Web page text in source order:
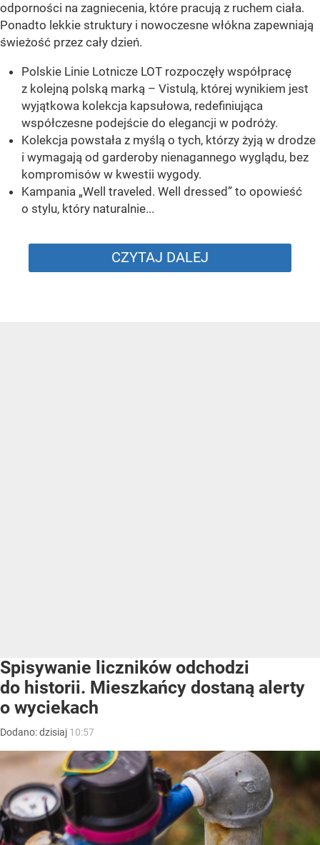
odporności na zagniecenia, które pracują z ruchem ciała.
Ponadto lekkie struktury i nowoczesne włókna zapewniają
świeżość przez cały dzień.
Polskie Linie Lotnicze LOT rozpoczęły współpracę
z kolejną polską marką – Vistulą, której wynikiem jest
wyjątkowa kolekcja kapsułowa, redefiniująca
współczesne podejście do elegancji w podróży.
Kolekcja powstała z myślą o tych, którzy żyją w drodze
i wymagają od garderoby nienagannego wyglądu, bez
kompromisów w kwestii wygody.
Kampania „Well traveled. Well dressed” to opowieść
o stylu, który naturalnie...
CZYTAJ DALEJ
Spisywanie liczników odchodzi
do historii. Mieszkańcy dostaną alerty
o wyciekach
Dodano:dzisiaj 10:57